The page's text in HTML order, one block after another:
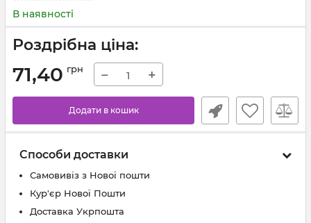
В наявності
Роздрібна ціна:
71,40 грн − +
Додати в кошик
Способи доставки
Самовивіз з Нової пошти
Кур'єр Нової Пошти
Доставка Укрпошта